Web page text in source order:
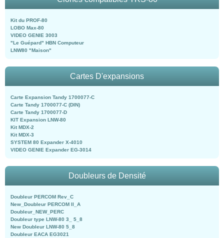
Kit du PROF-80
LOBO Max-80
VIDEO GENIE 3003
"Le Guépard" HBN Computeur
LNW80 "Maison"
Cartes D'expansions
Carte Expansion Tandy 1700077-C
Carte Tandy 1700077-C (DIN)
Carte Tandy 1700077-D
KIT Expansion LNW-80
Kit MDX-2
Kit MDX-3
SYSTEM 80 Expander X-4010
VIDEO GENIE Expander EG-3014
Doubleurs de Densité
Doubleur PERCOM Rev_C
New_Doubleur PERCOM II_A
Doubleur_NEW_PERC
Doubleur type LNW-80 3_ 5_8
New Doubleur LNW-80 5_8
Doubleur EACA EG3021